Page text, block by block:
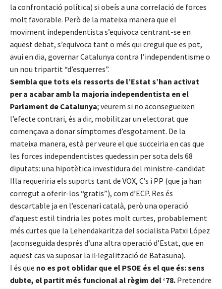
la confrontació política) si obeís a una correlació de forces
molt favorable. Però de la mateixa manera que el
moviment independentista s’equivoca centrant-se en
aquest debat, s’equivoca tant o més qui cregui que es pot,
avui en dia, governar Catalunya contra l’independentisme o
un nou tripartit “d’esquerres”.
Sembla que tots els ressorts de l’Estat s’han activat
per a acabar amb la majoria independentista en el
Parlament de Catalunya; veurem si no aconsegueixen
l’efecte contrari, és a dir, mobilitzar un electorat que
començava a donar símptomes d’esgotament. De la
mateixa manera, està per veure el que succeiria en cas que
les forces independentistes quedessin per sota dels 68
diputats: una hipotètica investidura del ministre-candidat
Illa requeriria els suports tant de VOX, C’s i PP (que ja han
corregut a oferir-los “gratis”), com d’ECP. Res és
descartable ja en l’escenari català, però una operació
d’aquest estil tindria les potes molt curtes, probablement
més curtes que la Lehendakaritza del socialista Patxi López
(aconseguida després d’una altra operació d’Estat, que en
aquest cas va suposar la il·legalització de Batasuna).
I és que no es pot oblidar que el PSOE és el que és: sens
dubte, el partit més funcional al règim del ‘78. Pretendre